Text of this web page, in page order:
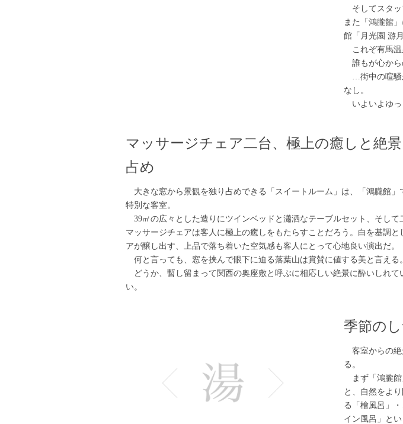
そしてスタッ
また「鴻朧館
館「月光園 游
これぞ有馬温
誰もが心から
…街中の喧騒
なし。
いよいよゆっ
マッサージチェア二台、極上の癒しと絶景
占め
大きな窓から景観を独り占めできる「スイートルーム」は、「鴻朧館」
特別な客室。
39㎡の広々とした造りにツインベッドと瀟洒なテーブルセット、そして
マッサージチェアは客人に極上の癒しをもたらすことだろう。白を基調と
アが醸し出す、上品で落ち着いた空気感も客人にとって心地良い演出だ。
何と言っても、窓を挟んで眼下に迫る落葉山は賞賛に値する美と言える。
どうか、暫し留まって関西の奥座敷と呼ぶに相応しい絶景に酔いしれて
い。
季節の
客室からの絶
る。
まず「鴻朧館
と、自然をよ
る「檜風呂」
イン風呂」と